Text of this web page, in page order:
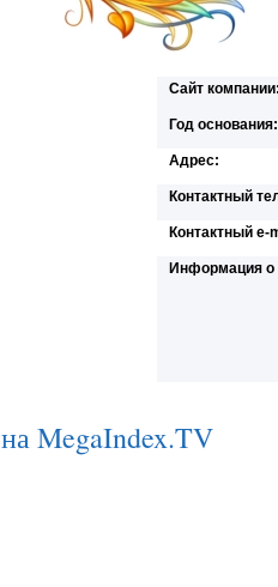
Сайт компании:
Год основания:
Адрес:
Контактный
Контактный e-
Информация о
MegaIndex.TV